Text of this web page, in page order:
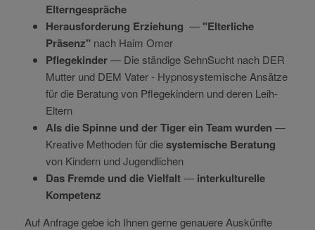
Elterngespräche
Herausforderung Erziehung — "Elterliche
Präsenz" nach Haim Omer
Pflegekinder— Die ständige SehnSucht nach DER
Mutter und DEM Vater - Hypnosystemische Ansätze
für die Beratung von Pflegekindern und deren Leih-
Eltern
Als die Spinne und der Tiger ein Team wurden —
Kreative Methoden für diesystemische Beratung
von Kindern und Jugendlichen
Das Fremde und die Vielfalt— interkulturelle
Kompetenz
Auf Anfrage gebe ich Ihnen gerne genauere Auskünfte